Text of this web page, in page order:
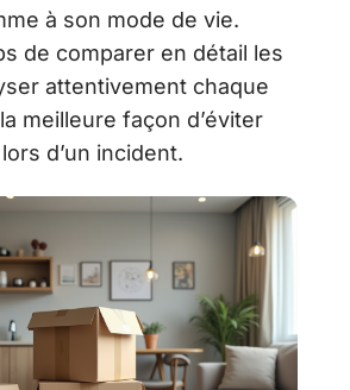
à son mode de vie.
de comparer en détail les
attentivement chaque
meilleure façon d’éviter
d’un incident.